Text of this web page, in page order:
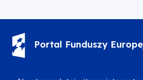
Portal Funduszy